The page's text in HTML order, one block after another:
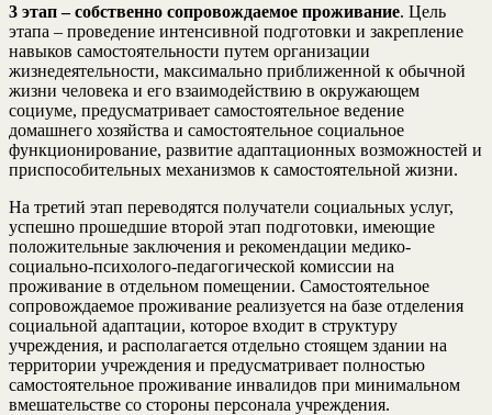
3 этап – собственно сопровождаемое проживание. Цель
этапа – проведение интенсивной подготовки и закрепление
навыков самостоятельности путем организации
жизнедеятельности, максимально приближенной к обычной
жизни человека и его взаимодействию в окружающем
социуме, предусматривает самостоятельное ведение
домашнего хозяйства и самостоятельное социальное
функционирование, развитие адаптационных возможностей и
приспособительных механизмов к самостоятельной жизни.
На третий этап переводятся получатели социальных услуг,
успешно прошедшие второй этап подготовки, имеющие
положительные заключения и рекомендации медико-
социально-психолого-педагогической комиссии на
проживание в отдельном помещении. Самостоятельное
сопровождаемое проживание реализуется на базе отделения
социальной адаптации, которое входит в структуру
учреждения, и располагается отдельно стоящем здании на
территории учреждения и предусматривает полностью
самостоятельное проживание инвалидов при минимальном
вмешательстве со стороны персонала учреждения.